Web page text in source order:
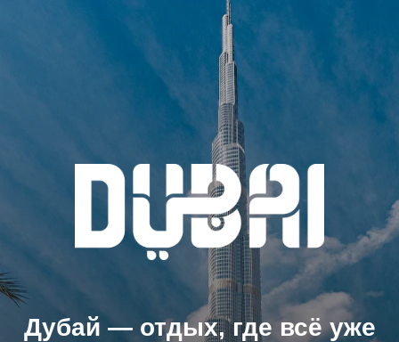
Дубай — отдых, где всё уже